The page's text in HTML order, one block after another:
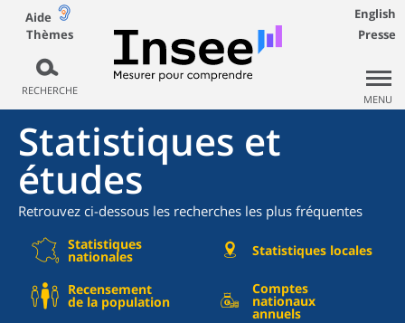
Aide
Thèmes
RECHERCHE
English
Presse
MENU
Statistiques et
études
Retrouvez ci-dessous les recherches les plus fréquentes
Statistiques
nationales Statistiques locales
Recensement
de la population
Comptes
nationaux
annuels